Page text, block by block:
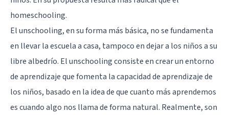
homeschooling.
El unschooling, en su forma más básica, no se fundamenta
en llevar la escuela a casa, tampoco en dejar a los niños a su
libre albedrío. El unschooling consiste en crear un entorno
de aprendizaje que fomenta la capacidad de aprendizaje de
los niños, basado en la idea de que cuanto más aprendemos
es cuando algo nos llama de forma natural. Realmente, son